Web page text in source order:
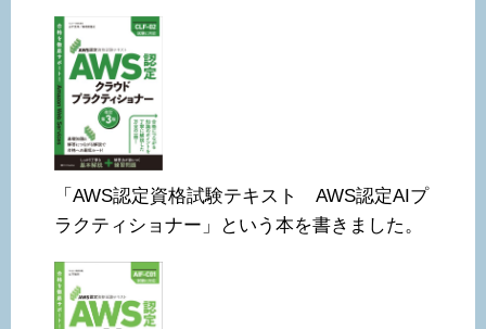
「AWS認定資格試験テキスト AWS認定AIプ
ラクティショナー」という本を書きました。